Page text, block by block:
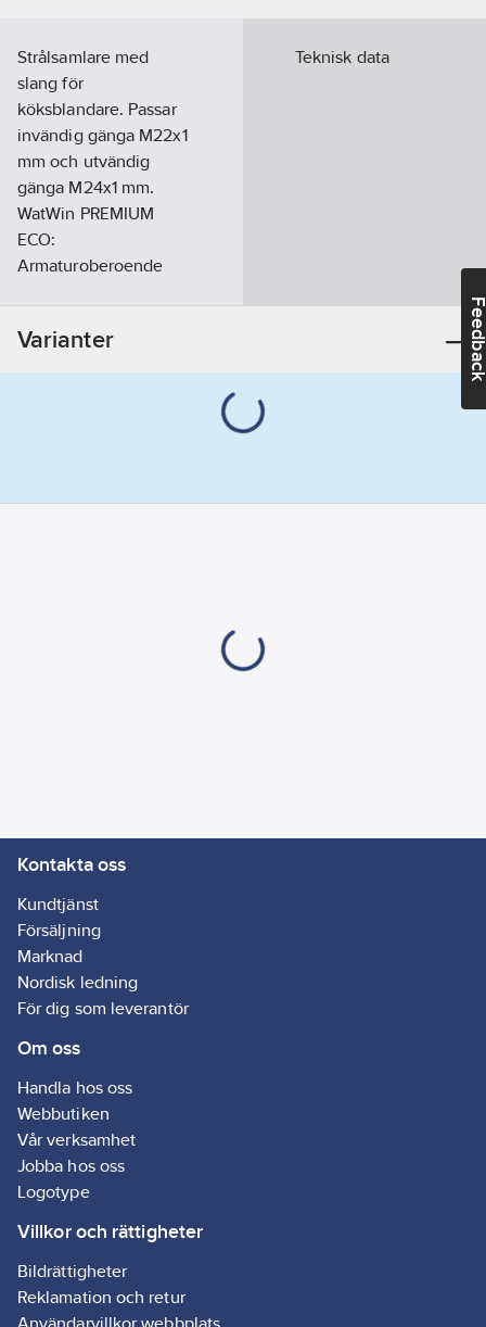
Strålsamlare med
slang för
köksblandare. Passar
invändig gänga M22x1
mm och utvändig
gänga M24x1 mm.
WatWin PREMIUM
ECO:
Armaturoberoende
vatten- och
energiförbrukningen
Förbättrad
vridreglage.
Använd stället vid
merförsäljning, eller
placera det på lämplig
plats i butiken. Stället
levereras inklusive
produkter.
Artikelnr:
artikelnr:
7392462023998
Materialklass
Teknisk data
Varianter
Kontakta oss
Kundtjänst
Försäljning
Marknad
Nordisk ledning
För dig som leverantör
Om oss
Handla hos oss
Webbutiken
Vår verksamhet
Jobba hos oss
Logotype
Villkor och rättigheter
Bildrättigheter
Reklamation och retur